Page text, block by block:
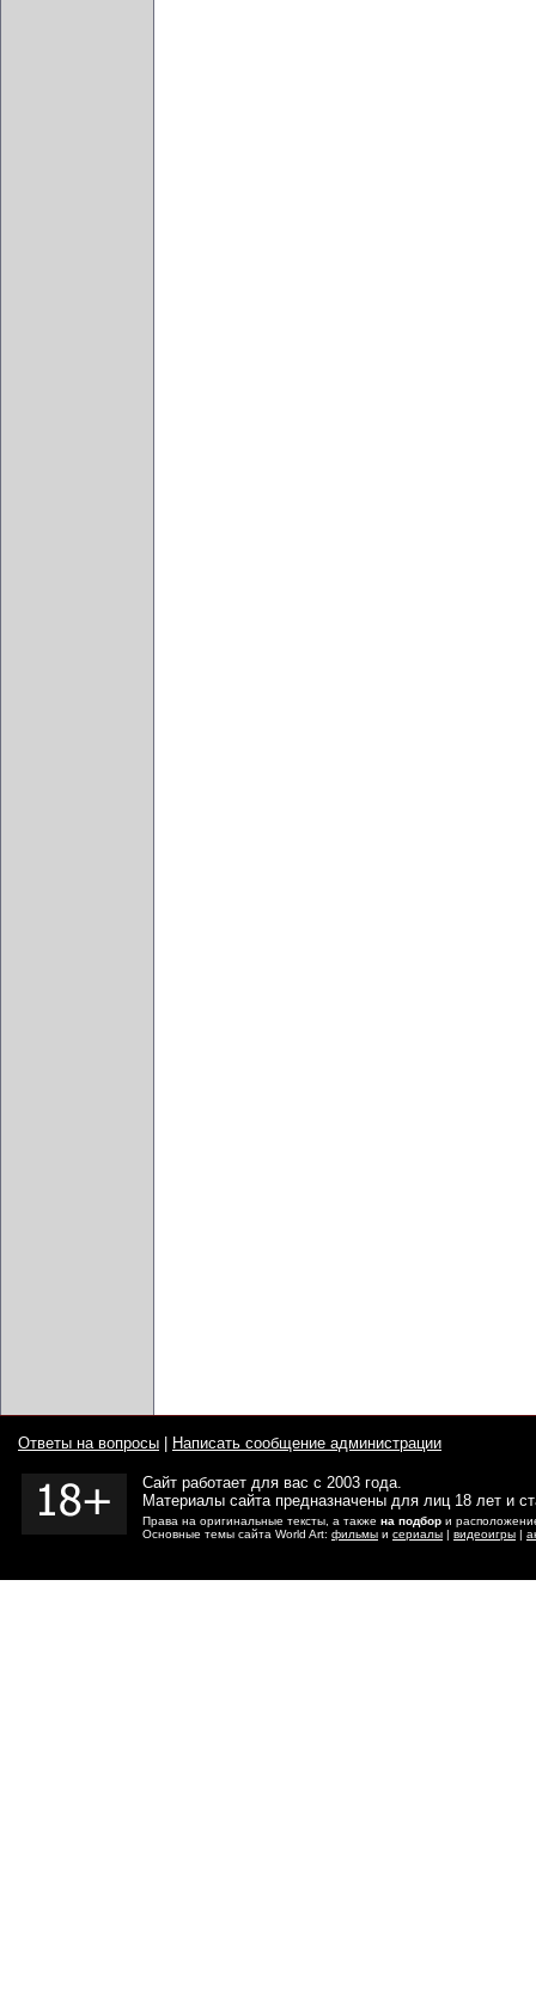
Ответы на вопросы Написать сообщение администрации
Сайт работает для вас с 2003 года.
Материалы сайта предназначены для лиц 18 лет и
Права на оригинальные тексты, а также на подбор и
Основные темы сайта World Art: фильмы и сериалы | видеоигры |